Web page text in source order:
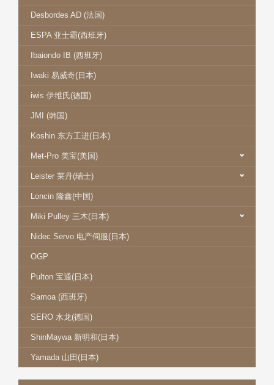
Desbordes AD (法国)
ESPA 亚士霸(西班牙)
Ibaiondo IB (西班牙)
Iwaki 易威奇(日本)
iwis 伊维氏(德国)
JMI (韩国)
Koshin 东方工进(日本)
Met-Pro 美宝(美国)
Leister 莱丹(瑞士)
Loncin 隆鑫(中国)
Miki Pulley 三木(日本)
Nidec Servo 电产伺服(日本)
OGP
Pulton 宝通(日本)
Samoa (西班牙)
SERO 水龙(德国)
ShinMaywa 新明和(日本)
Yamada 山田(日本)